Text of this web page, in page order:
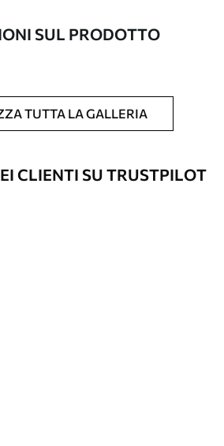
carta da parati può essere pulita
Le carte da parati con finitura a vernice
possono essere pulite con acqua.
SUL PRODOTTO
TUTTA LA GALLERIA
CLIENTI SU TRUSTPILOT